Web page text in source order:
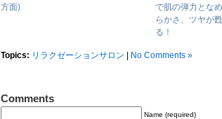
方面)
で肌の弾力となめ
らかさ、ツヤが甦
る！
Topics: リラクゼーションサロン No Comments »
Comments
Name (required)